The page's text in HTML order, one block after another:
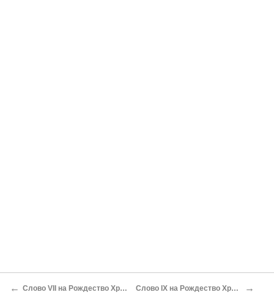
← Слово VII на Рождество Христово Слово IX на Рождество Христово →